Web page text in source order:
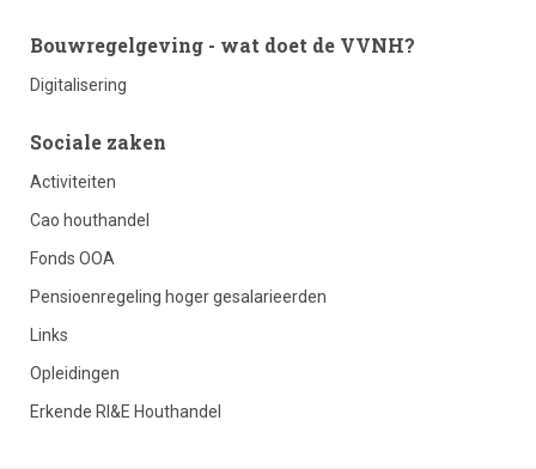
Bouwregelgeving - wat doet de VVNH?
Digitalisering
footer
column
4
Sociale zaken
Activiteiten
Cao houthandel
Fonds OOA
Pensioenregeling hoger gesalarieerden
Links
Opleidingen
Erkende RI&E Houthandel